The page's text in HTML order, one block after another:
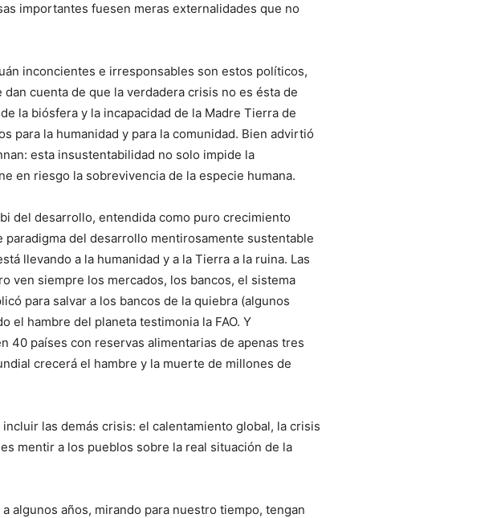
importantes fuesen meras externalidades que no
inconcientes e irresponsables son estos políticos,
cuenta de que la verdadera crisis no es ésta de
la biósfera y la incapacidad de la Madre Tierra de
para la humanidad y para la comunidad. Bien advirtió
esta insustentabilidad no solo impide la
en riesgo la sobrevivencia de la especie humana.
del desarrollo, entendida como puro crecimiento
paradigma del desarrollo mentirosamente sustentable
llevando a la humanidad y a la Tierra a la ruina. Las
ven siempre los mercados, los bancos, el sistema
para salvar a los bancos de la quiebra (algunos
el hambre del planeta testimonia la FAO. Y
40 países con reservas alimentarias de apenas tres
crecerá el hambre y la muerte de millones de
las demás crisis: el calentamiento global, la crisis
mentir a los pueblos sobre la real situación de la
algunos años, mirando para nuestro tiempo, tengan